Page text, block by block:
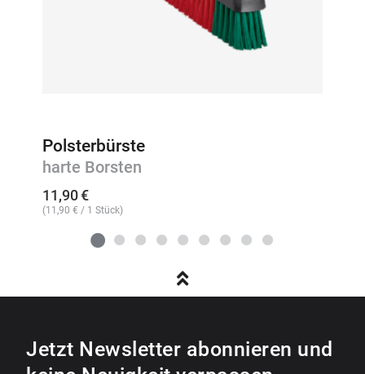
Polsterbürste
harte Borsten
11,90€
(11,90 € / 1 Stück)
Jetzt Newsletter abonnieren und